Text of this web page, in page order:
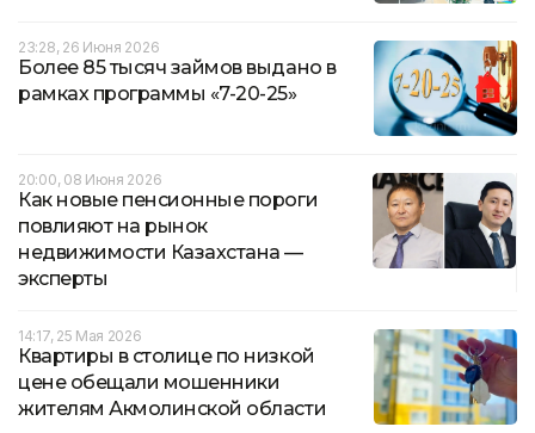
23:28, 26 Июня 2026
Более 85 тысяч займов выдано в
рамках программы «7-20-25»
20:00, 08 Июня 2026
Как новые пенсионные пороги
повлияют на рынок
недвижимости Казахстана —
эксперты
14:17, 25 Мая 2026
Квартиры в столице по низкой
цене обещали мошенники
жителям Акмолинской области